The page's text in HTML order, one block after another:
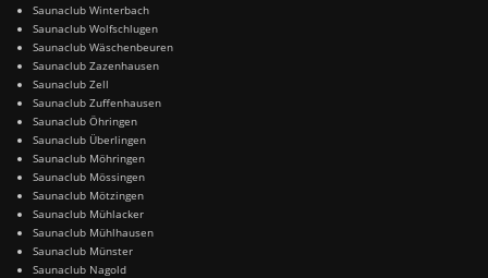
Saunaclub Winterbach
Saunaclub Wolfschlugen
Saunaclub Wäschenbeuren
Saunaclub Zazenhausen
Saunaclub Zell
Saunaclub Zuffenhausen
Saunaclub Öhringen
Saunaclub Überlingen
Saunaclub Möhringen
Saunaclub Mössingen
Saunaclub Mötzingen
Saunaclub Mühlacker
Saunaclub Mühlhausen
Saunaclub Münster
Saunaclub Nagold